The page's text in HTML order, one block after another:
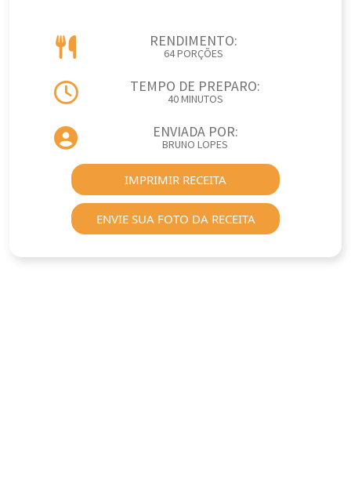
RENDIMENTO:
64 PORÇÕES
TEMPO DE PREPARO:
40 MINUTOS
ENVIADA POR:
BRUNO LOPES
IMPRIMIR RECEITA
ENVIE SUA FOTO DA RECEITA